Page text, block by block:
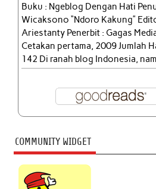
Buku : Ngeblog Dengan Hati
Wicaksono “Ndoro Kakung”
Ariestanty Penerbit : Gagas
Cetakan pertama, 2009 Jumlah
142 Di ranah blog Indonesia,
COMMUNITY WIDGET